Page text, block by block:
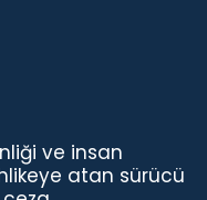
ve insan
atan sürücü